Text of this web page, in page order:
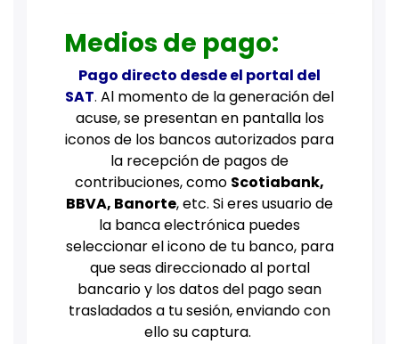
Medios de pago:
Pago directo desde el portal del
SAT. Al momento de la generación del
acuse, se presentan en pantalla los
iconos de los bancos autorizados para
la recepción de pagos de
contribuciones, como Scotiabank,
BBVA, Banorte, etc. Si eres usuario de
la banca electrónica puedes
seleccionar el icono de tu banco, para
que seas direccionado al portal
bancario y los datos del pago sean
trasladados a tu sesión, enviando con
ello su captura.